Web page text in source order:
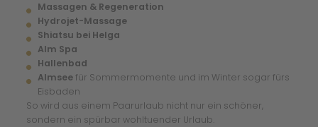
Massagen & Regeneration
Hydrojet-Massage
Shiatsu bei Helga
Alm Spa
Hallenbad
Almseefür Sommermomente und im Winter sogar fürs
Eisbaden
So wird aus einem Paarurlaub nicht nur ein schöner,
sondern ein spürbar wohltuender Urlaub.